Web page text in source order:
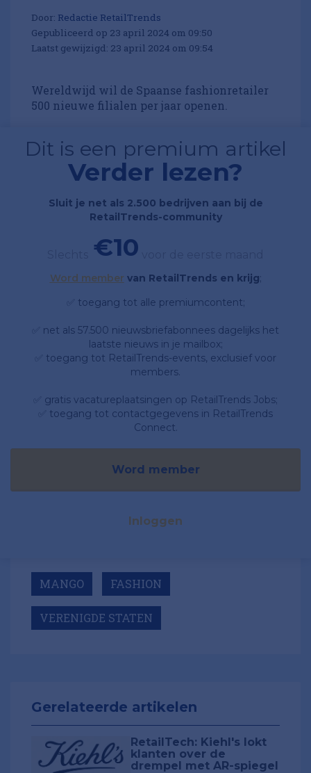
Door: Redactie RetailTrends
Gepubliceerd op 23 april 2024 om 09:50
Laatst gewijzigd: 23 april 2024 om 09:54
Wereldwijd wil de Spaanse fashionretailer
500 nieuwe filialen per jaar openen.
Dit is een premium artikel
Verder lezen?
Sluit je net als 2.500 bedrijven aan bij de
RetailTrends-community
€10
Word member van RetailTrends en krijg;
✅ toegang tot alle premiumcontent;
✅ net als 57.500 nieuwsbriefabonnees dagelijks het
laatste nieuws in je mailbox;
✅ toegang tot RetailTrends-events, exclusief voor
members.
✅ gratis vacatureplaatsingen op RetailTrends Jobs;
✅ toegang tot contactgegevens in RetailTrends
Connect.
Word member
Inloggen
MANGO FASHION
VERENIGDE STATEN
Gerelateerde artikelen
RetailTech: Kiehl's lokt
klanten over de
drempel met AR-spiegel